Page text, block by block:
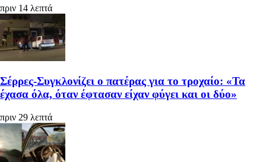
πριν 14 λεπτά
Σέρρες-Συγκλονίζει ο πατέρας για το τροχαίο: «Τα
έχασα όλα, όταν έφτασαν είχαν φύγει και οι δύο»
πριν 29 λεπτά